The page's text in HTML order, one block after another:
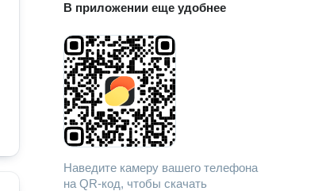
В приложении еще удобнее
Наведите камеру вашего телефона
на QR-код, чтобы скачать